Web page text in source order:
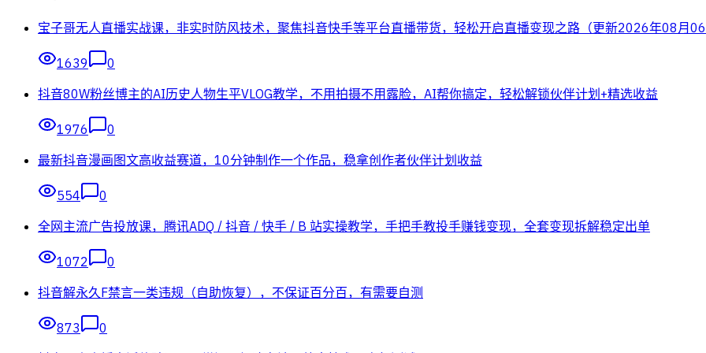
宝子哥无人直播实战课，非实时防风技术，聚焦抖音快手等平台直播带货，轻松开启直播变现之路（更新2026年08月
1639
0
抖音80W粉丝博主的AI历史人物生平VLOG教学，不用拍摄不用露脸，AI帮你搞定，轻松解锁伙伴计划+精选收益
1976
0
最新抖音漫画图文高收益赛道，10分钟制作一个作品，稳拿创作者伙伴计划收益
554
0
全网主流广告投放课，腾讯ADQ / 抖音 / 快手 / B 站实操教学，手把手教投手赚钱变现，全套变现拆解稳定出单
1072
0
抖音解永久F禁言一类违规（自助恢复），不保证百分百，有需要自测
873
0